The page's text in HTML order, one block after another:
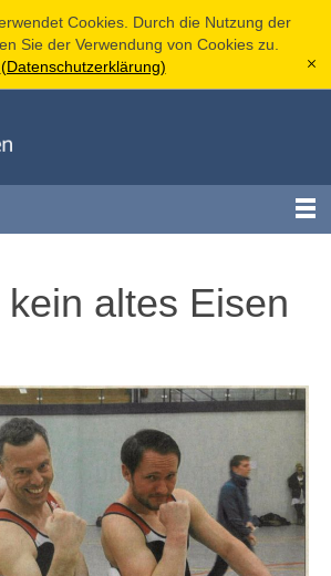
Cookies. Durch die Nutzung der
Sie der Verwendung von Cookies zu.
(Datenschutzerklärung)
[x]
altes Eisen